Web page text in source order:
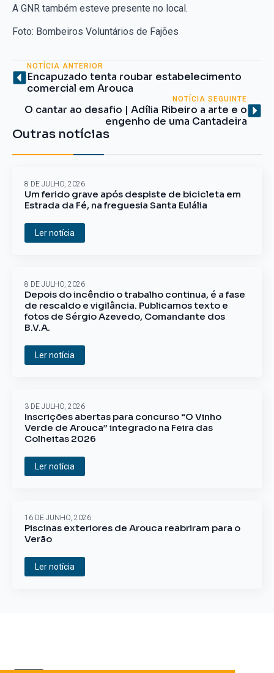
A GNR também esteve presente no local.
Foto: Bombeiros Voluntários de Fajões
NOTÍCIA ANTERIOR
Encapuzado tenta roubar estabelecimento
comercial em Arouca
NOTÍCIA SEGUINTE
O cantar ao desafio | Adília Ribeiro a arte e o
engenho de uma Cantadeira
Outras notícias
Um ferido grave após despiste de bicicleta em
Estrada da Fé, na freguesia Santa Eulália
8 DE JULHO, 2026
Ler notícia
Depois do incêndio o trabalho continua, é a fase
de rescaldo e vigilância. Publicamos texto e
fotos de Sérgio Azevedo, Comandante dos
B.V.A.
8 DE JULHO, 2026
Ler notícia
Inscrições abertas para concurso “O Vinho
Verde de Arouca” integrado na Feira das
Colheitas 2026
3 DE JULHO, 2026
Ler notícia
Piscinas exteriores de Arouca reabriram para o
Verão
16 DE JUNHO, 2026
Ler notícia